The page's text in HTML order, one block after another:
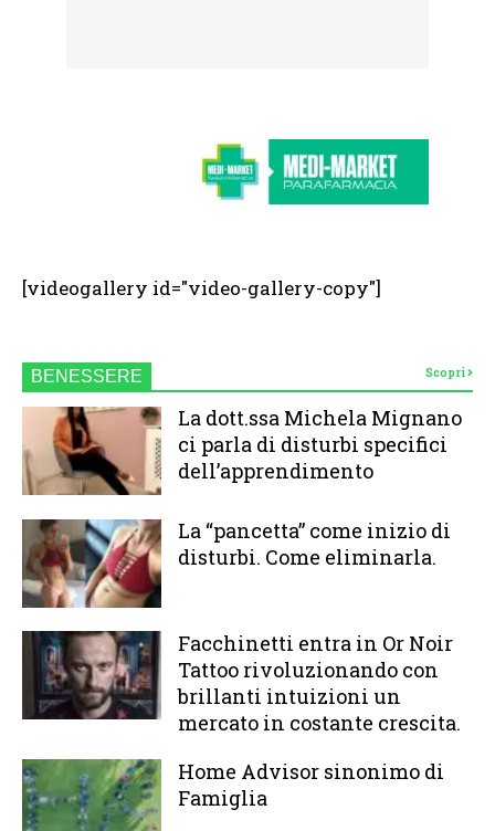
[videogallery id="video-gallery-copy"]
BENESSERE Scopri
La dott.ssa Michela Mignano
ci parla di disturbi specifici
dell’apprendimento
La “pancetta” come inizio di
disturbi. Come eliminarla.
Facchinetti entra in Or Noir
Tattoo rivoluzionando con
brillanti intuizioni un
mercato in costante crescita.
Home Advisor sinonimo di
Famiglia